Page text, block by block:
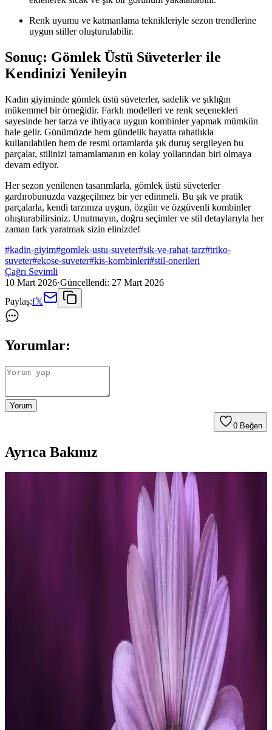
Renk uyumu ve katmanlama teknikleriyle sezon trendlerine
uygun stiller oluşturulabilir.
Sonuç: Gömlek Üstü Süveterler ile
Kendinizi Yenileyin
Kadın giyiminde gömlek üstü süveterler, sadelik ve şıklığın
mükemmel bir örneğidir. Farklı modelleri ve renk seçenekleri
sayesinde her tarza ve ihtiyaca uygun kombinler yapmak mümkün
hale gelir. Günümüzde hem gündelik hayatta rahatlıkla
kullanılabilen hem de resmi ortamlarda şık duruş sergileyen bu
parçalar, stilinizi tamamlamanın en kolay yollarından biri olmaya
devam ediyor.
Her sezon yenilenen tasarımlarla, gömlek üstü süveterler
gardırobunuzda vazgeçilmez bir yer edinmeli. Bu şık ve pratik
parçalarla, kendi tarzınıza uygun, özgün ve özgüvenli kombinler
oluşturabilirsiniz. Unutmayın, doğru seçimler ve stil detaylarıyla her
zaman fark yaratmak sizin elinizde!
#kadin-giyim#gomlek-ustu-suveter#sik-ve-rahat-tarz#triko-
suveter#ekose-suveter#kis-kombinleri#stil-onerileri
Çağrı Sevimli
10 Mart 2026·Güncellendi: 27 Mart 2026
Paylaş:f𝕏
Yorumlar:
Yorum
0 Beğen
Ayrıca Bakınız
Kadın Giyiminde Vücut Tipine Göre Stil,
Fonksiyonellik ve Günlük Moda Önerileri
Kadın modasında vücut tipine göre doğru kıyafet seçimi, stil ve
fonksiyonelliği bir araya getirir. Slim fit gömleklerden armut vücut
tipi elbise önerilerine, günlük saat seçiminden profesyonel iş
kıyafetlerine kadar kapsamlı bilgiler sunar.
Shade Çiçek Desenli Viskon Elbise: Şıklık ve
Konforun Uyumuyla Günlük ve Özel Kullanım
Shade markasının çiçek desenli viskon elbisesi, hafif ve nefes
alabilir yapısıyla yaz aylarında şıklık ve konfor sunar, uygun fiyatlı
ve trend bir tercih olarak öne çıkar.
Kadın Taytları Karşılaştırması: Domoda Yüksek Bel
ve UP&FIT Push Up Tayt Özellikleri
İki popüler kadın taytı Domoda Yüksek Bel ve UP&FIT Push Up
arasındaki farklar, özellikler ve kullanıcı yorumlarıyla en uygun
seçimi yapmanıza yardımcı oluyoruz.